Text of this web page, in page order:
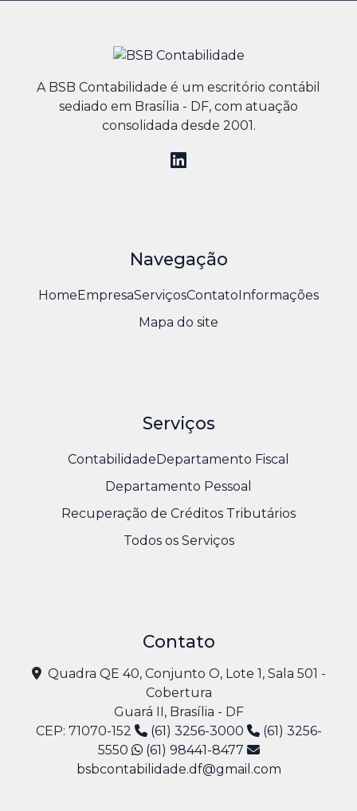
A BSB Contabilidade é um escritório contábil
sediado em Brasília - DF, com atuação
consolidada desde 2001.
Navegação
Home EmpresaServiçosContato Informações
Mapa do site
Serviços
Contabilidade Departamento Fiscal
Departamento Pessoal
Recuperação de Créditos Tributários
Todos os Serviços
Contato
Quadra QE 40, Conjunto O, Lote 1, Sala 501 -
Cobertura
Guará II, Brasília - DF
CEP: 71070-152
(61) 3256-3000
(61) 3256-
5550
(61) 98441-8477
bsbcontabilidade.df@gmail.com